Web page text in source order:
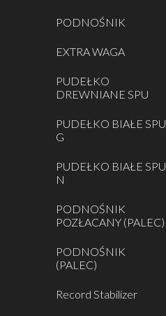
PODNOŚNIK
EXTRA WAGA
PUDEŁKO
DREWNIANE SPU
PUDEŁKO BIAŁE SPU
G
PUDEŁKO BIAŁE SPU
N
PODNOŚNIK
POZŁACANY (PALEC)
PODNOŚNIK
(PALEC)
Record Stabilizer